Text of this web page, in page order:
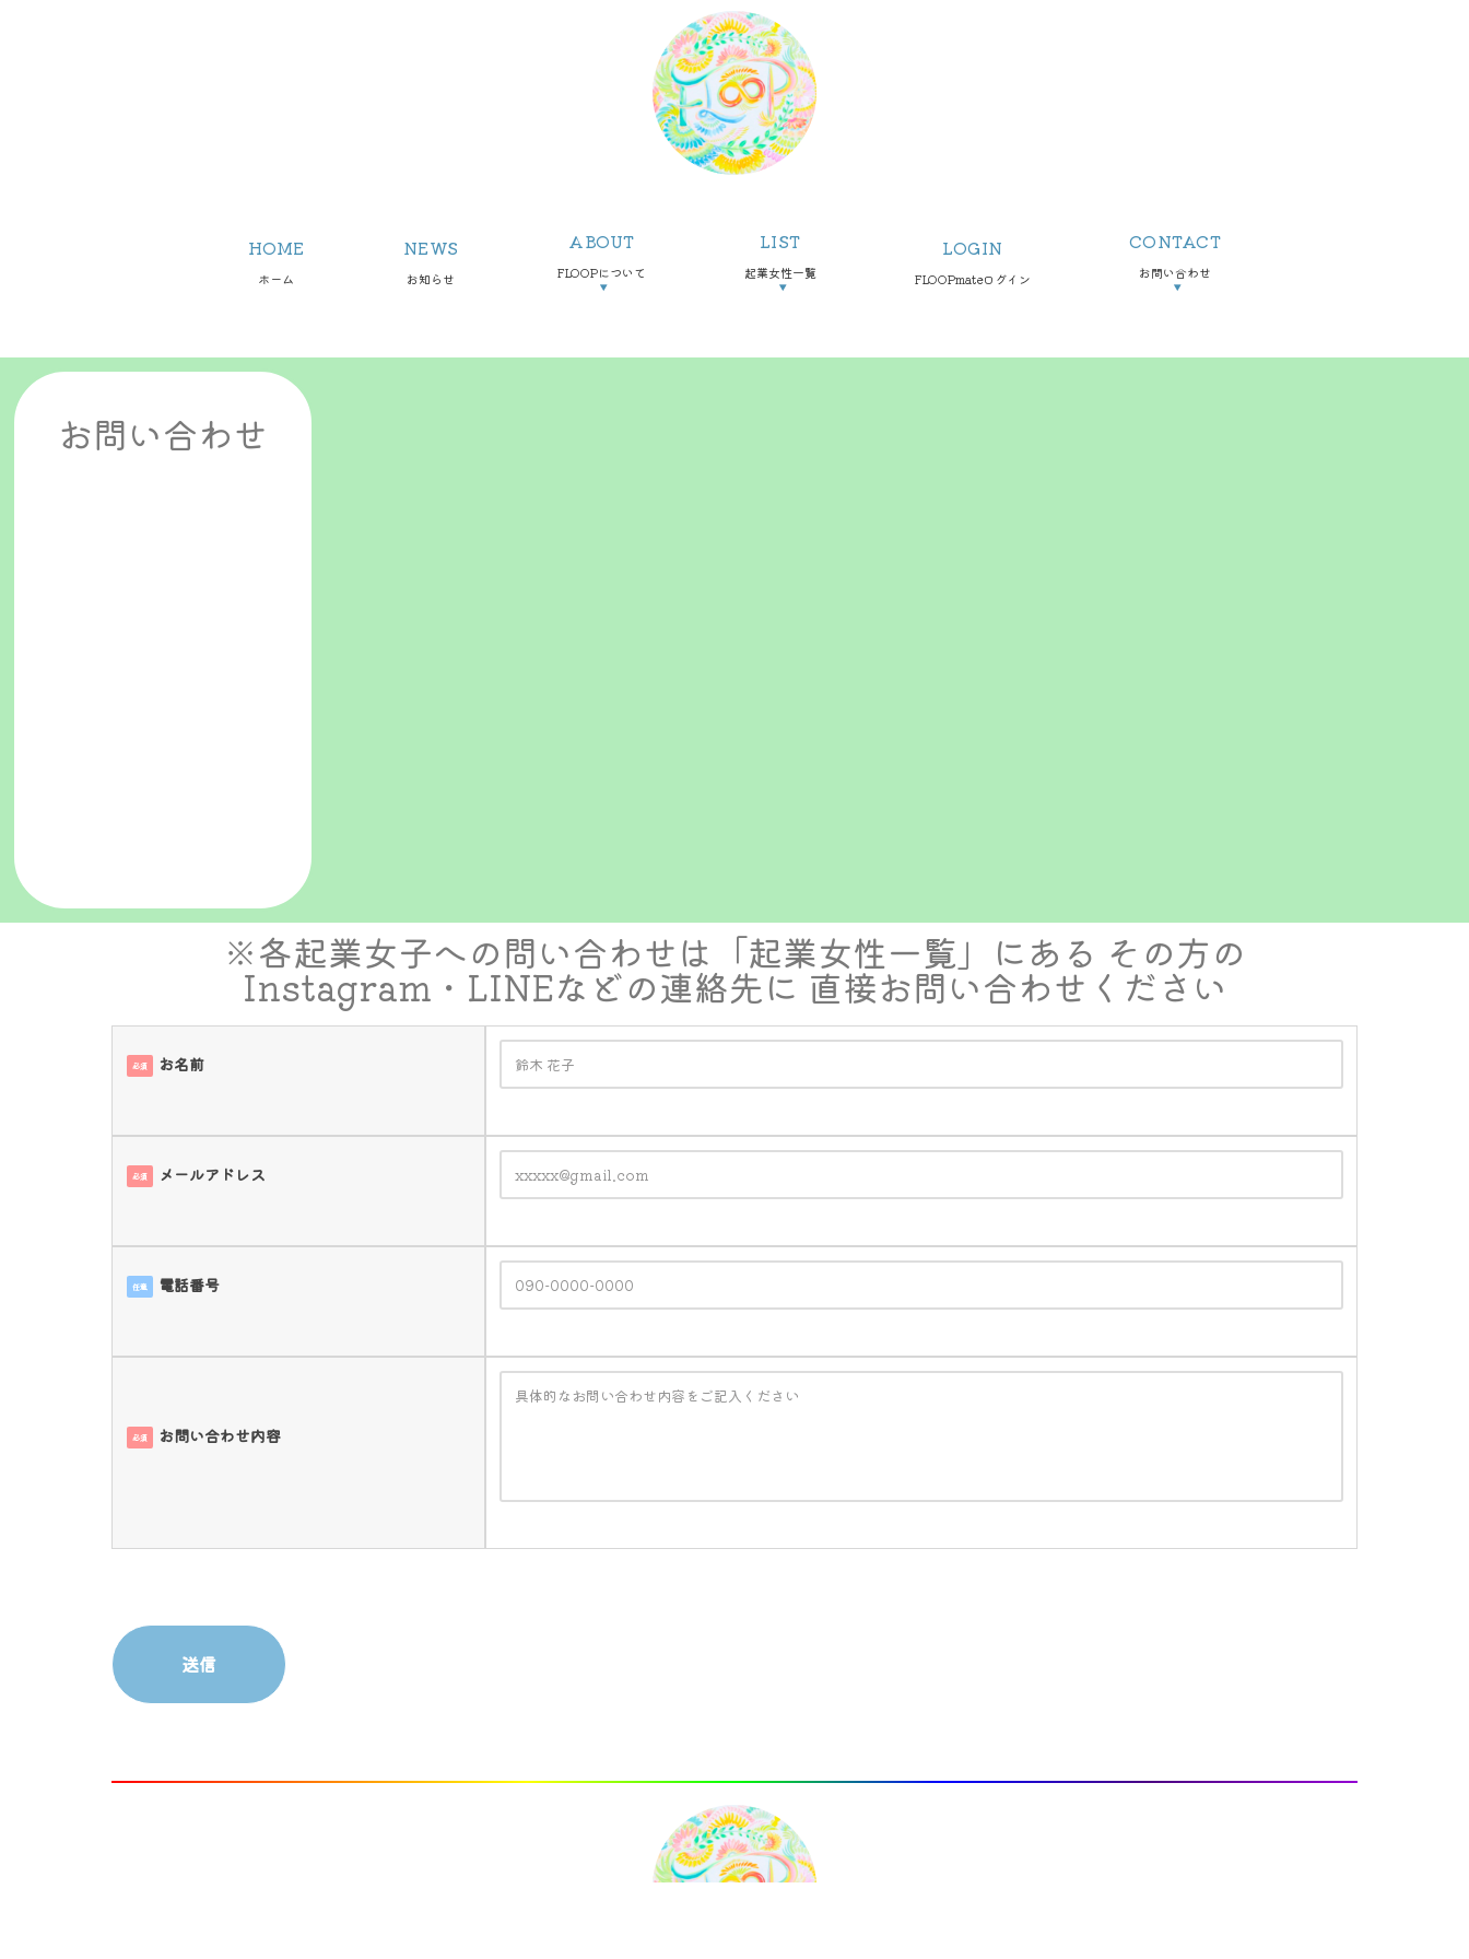
HOME
ホーム
NEWS
お知らせ
ABOUT
FLOOPについて
▼
LIST
起業女性一覧
▼
LOGIN
FLOOPmateログイン
CONTACT
お問い合わせ
▼
お問い合わせ
※各起業女子への問い合わせは「起業女性一覧」にある その方の
Instagram・LINEなどの連絡先に 直接お問い合わせください
必須 お名前
必須 メールアドレス
任意 電話番号
必須 お問い合わせ内容